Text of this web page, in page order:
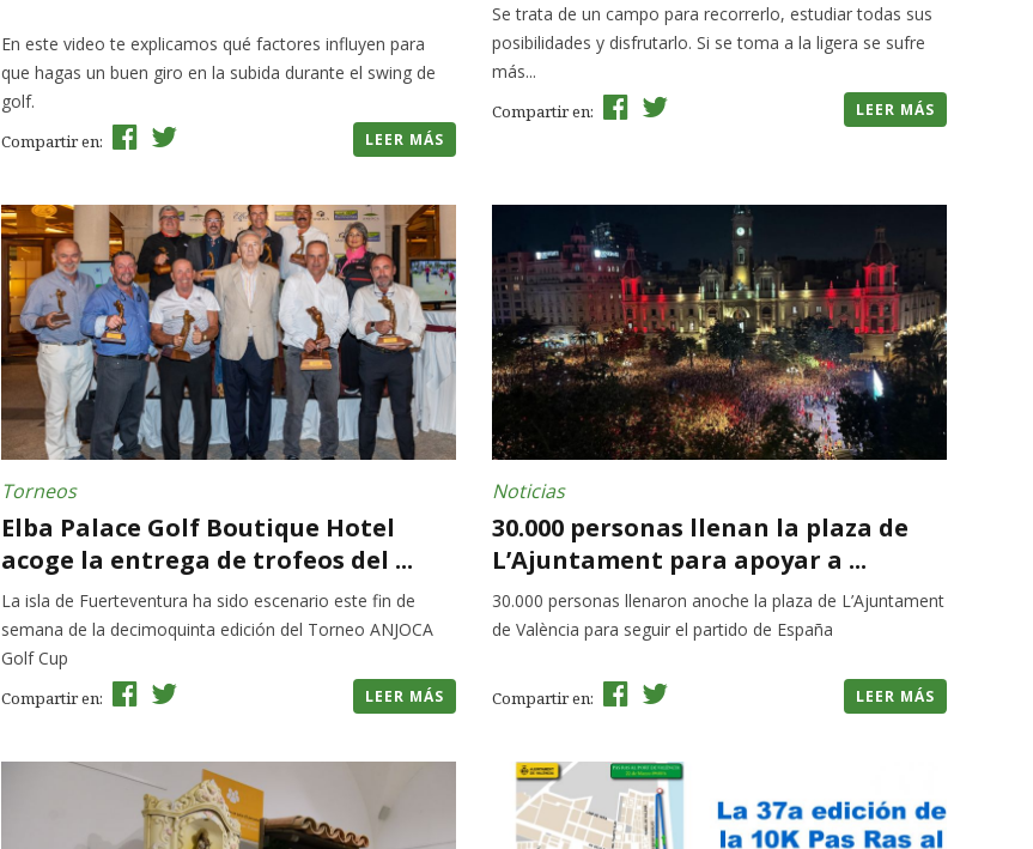
En este video te explicamos qué factores influyen para
que hagas un buen giro en la subida durante el swing de
golf.
Compartir en: LEER MÁS
Se trata de un campo para recorrerlo, estudiar todas sus
posibilidades y disfrutarlo. Si se toma a la ligera se sufre
más...
Compartir en: LEER MÁS
Torneos
Elba Palace Golf Boutique Hotel
acoge la entrega de trofeos del ...
La isla de Fuerteventura ha sido escenario este fin de
semana de la decimoquinta edición del Torneo ANJOCA
Golf Cup
Compartir en: LEER MÁS
Noticias
30.000 personas llenan la plaza de
L’Ajuntament para apoyar a ...
30.000 personas llenaron anoche la plaza de L’Ajuntament
de València para seguir el partido de España
Compartir en: LEER MÁS